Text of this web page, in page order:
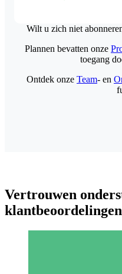
Wilt u zich niet
Plannen bevatten onze
toegang
Ontdek onze Team- en
Vertrouwen
klantbeoordelingen